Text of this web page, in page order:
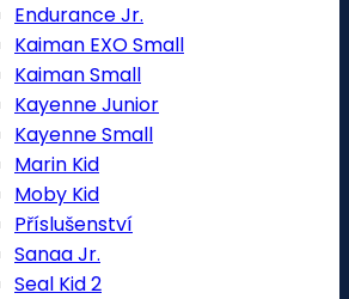
Endurance Jr.
Kaiman EXO Small
Kaiman Small
Kayenne Junior
Kayenne Small
Marin Kid
Moby Kid
Příslušenství
Sanaa Jr.
Seal Kid 2